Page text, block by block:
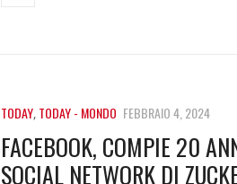
TODAY,TODAY - MONDO FEBBRAIO 4, 2024
FACEBOOK, COMPIE 20
SOCIAL NETWORK DI